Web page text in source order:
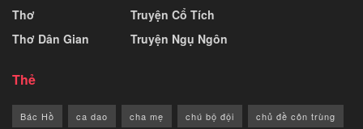
Thơ
Thơ Dân Gian
Truyện Cổ Tích
Truyện Ngụ Ngôn
Thẻ
Bác Hồ ca dao cha mẹ chú bộ đội chủ đề côn trùng